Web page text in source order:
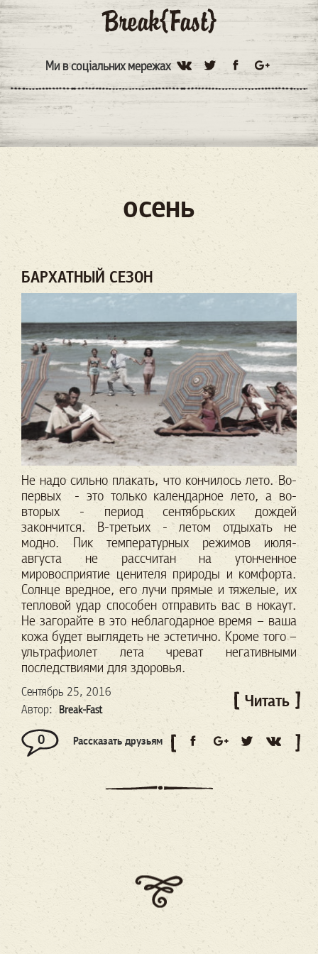
Ми в соціальних мережах
осень
БАРХАТНЫЙ СЕЗОН
Не надо сильно плакать, что кончилось лето. Во-
первых - это только календарное лето, а во-
вторых - период сентябрьских дождей
закончится. В-третьих - летом отдыхать не
модно. Пик температурных режимов июля-
августа не рассчитан на утонченное
мировосприятие ценителя природы и комфорта.
Солнце вредное, его лучи прямые и тяжелые, их
тепловой удар способен отправить вас в нокаут.
Не загорайте в это неблагодарное время – ваша
кожа будет выглядеть не эстетично. Кроме того –
ультрафиолет лета чреват негативными
последствиями для здоровья.
Сентябрь 25, 2016
Автор:
Break-Fast Читать
0 Рассказать друзьям